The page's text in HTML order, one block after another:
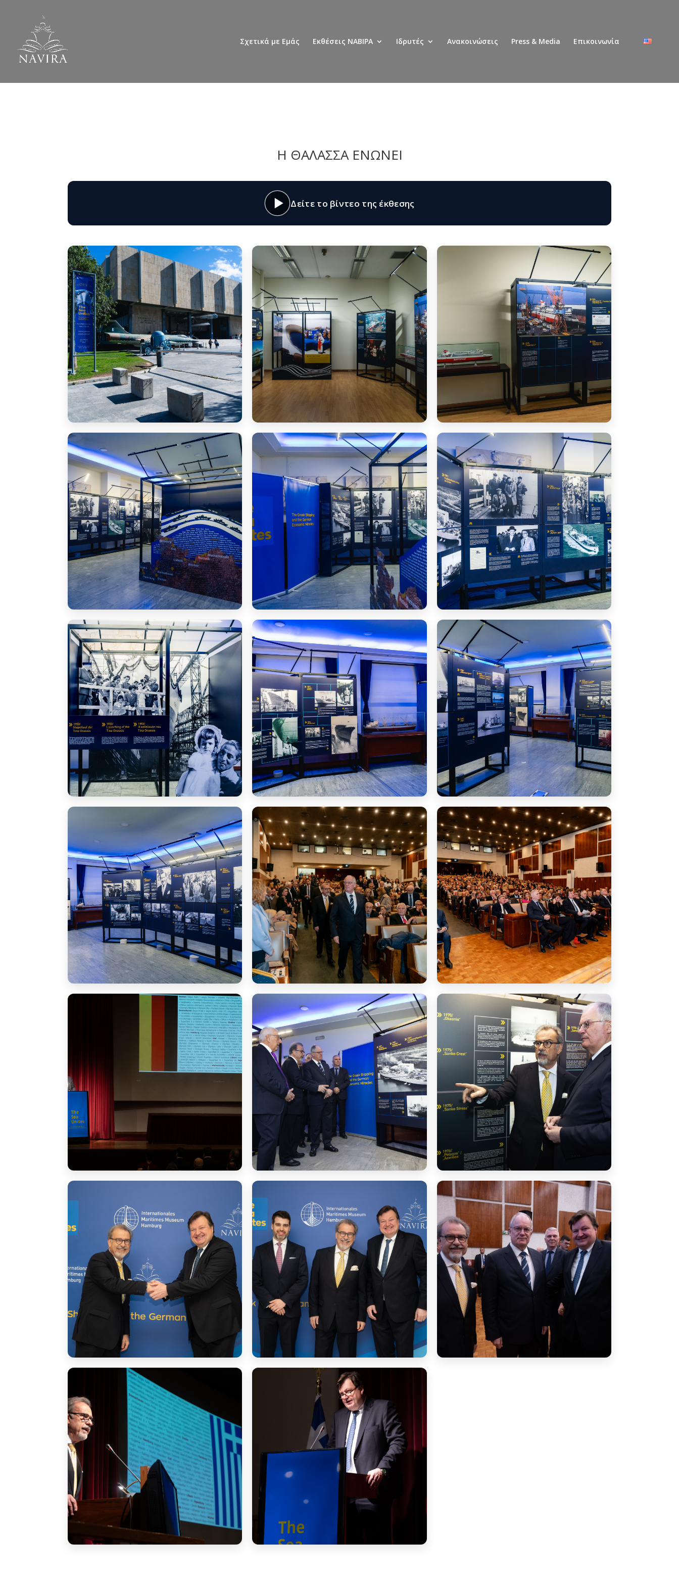
Σχετικά με Εμάς Εκθέσεις ΝΑΒΙΡΑ Ιδρυτές Ανακοινώσεις Press & Media Επικοινωνία
Η ΘΑΛΑΣΣΑ ΕΝΩΝΕΙ
Δείτε το βίντεο της έκθεσης